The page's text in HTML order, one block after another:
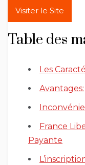
Visiter le Site
Table des
Les
Avantages:
France
Payante